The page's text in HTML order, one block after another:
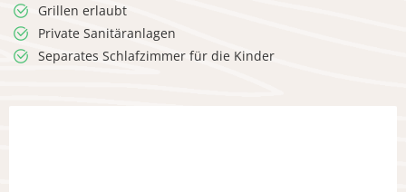
Grillen erlaubt
Private Sanitäranlagen
Separates Schlafzimmer für die Kinder